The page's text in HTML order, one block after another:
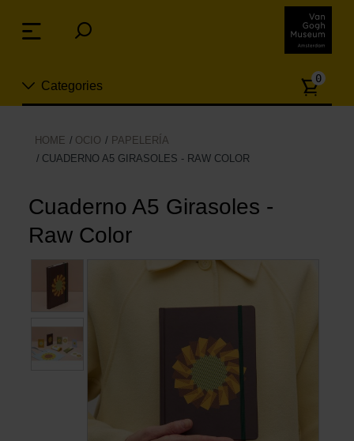
links
Jump
content
navigation
Categories
Nuevo
Para la casa
Hogar y Cocina
Ocio
0
HOME OCIO
PAPELERÍA
CUADERNO A5 GIRASOLES - RAW COLOR
Cuaderno A5 Girasoles -
Raw Color
Menu